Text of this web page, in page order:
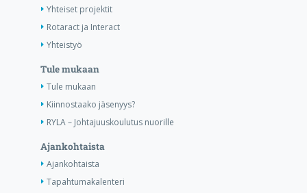
Yhteiset projektit
Rotaract ja Interact
Yhteistyö
Tule mukaan
Tule mukaan
Kiinnostaako jäsenyys?
RYLA – Johtajuuskoulutus nuorille
Ajankohtaista
Ajankohtaista
Tapahtumakalenteri